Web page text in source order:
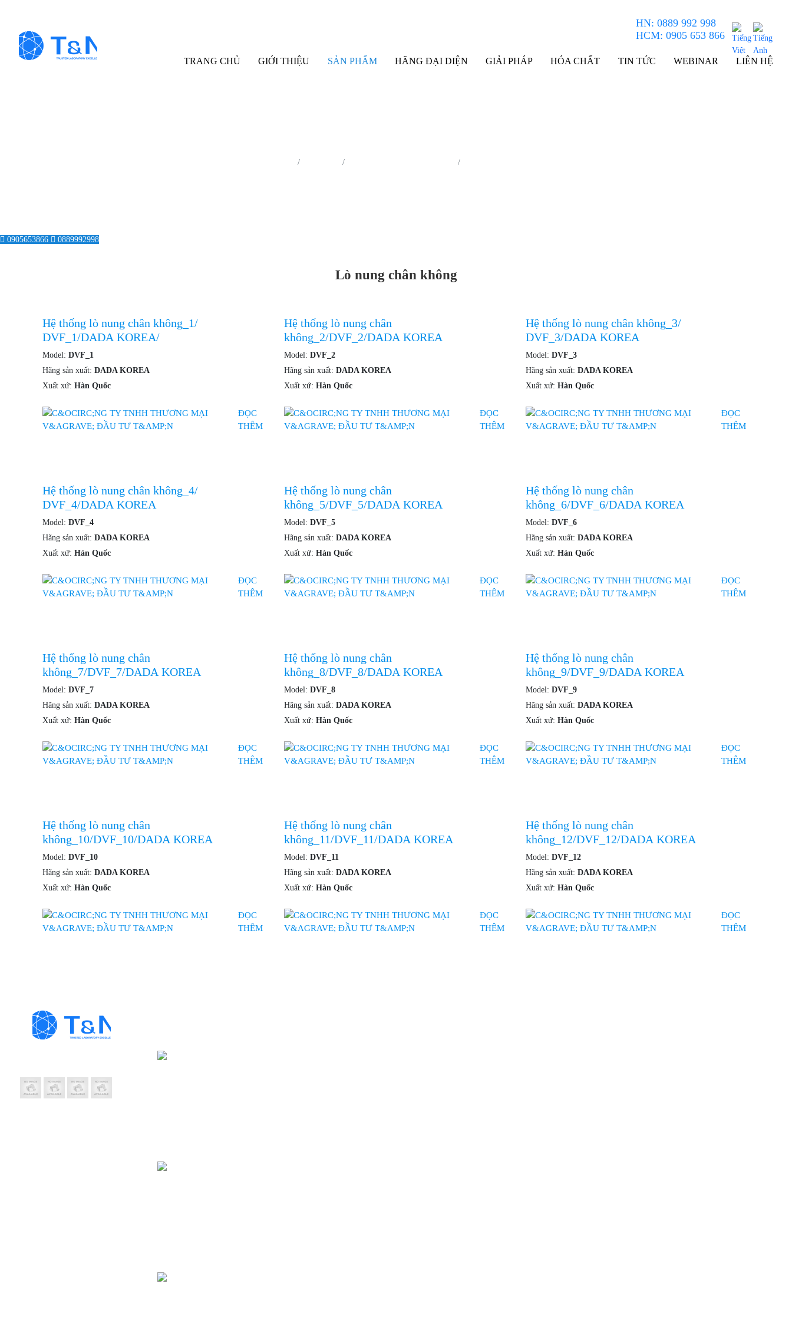
HN: 0889 992 998
HCM: 0905 653 866
TRANG CHỦ GIỚI THIỆU SẢN PHẨM HÃNG ĐẠI DIỆN GIẢI PHÁP HÓA CHẤT TIN TỨC WEBINAR LIÊN HỆ
0905653866 0889992998
Lò nung chân không
Hệ thống lò nung chân không_1/
DVF_1/DADA KOREA/
Model: DVF_1
Hãng sản xuất: DADA KOREA
Xuất xứ: Hàn Quốc
ĐỌC
THÊM
Hệ thống lò nung chân
không_2/DVF_2/DADA KOREA
Model: DVF_2
Hãng sản xuất: DADA KOREA
Xuất xứ: Hàn Quốc
ĐỌC
THÊM
Hệ thống lò nung chân không_3/
DVF_3/DADA KOREA
Model: DVF_3
Hãng sản xuất: DADA KOREA
Xuất xứ: Hàn Quốc
ĐỌC
THÊM
Hệ thống lò nung chân không_4/
DVF_4/DADA KOREA
Model: DVF_4
Hãng sản xuất: DADA KOREA
Xuất xứ: Hàn Quốc
ĐỌC
THÊM
Hệ thống lò nung chân
không_5/DVF_5/DADA KOREA
Model: DVF_5
Hãng sản xuất: DADA KOREA
Xuất xứ: Hàn Quốc
ĐỌC
THÊM
Hệ thống lò nung chân
không_6/DVF_6/DADA KOREA
Model: DVF_6
Hãng sản xuất: DADA KOREA
Xuất xứ: Hàn Quốc
ĐỌC
THÊM
Hệ thống lò nung chân
không_7/DVF_7/DADA KOREA
Model: DVF_7
Hãng sản xuất: DADA KOREA
Xuất xứ: Hàn Quốc
ĐỌC
THÊM
Hệ thống lò nung chân
không_8/DVF_8/DADA KOREA
Model: DVF_8
Hãng sản xuất: DADA KOREA
Xuất xứ: Hàn Quốc
ĐỌC
THÊM
Hệ thống lò nung chân
không_9/DVF_9/DADA KOREA
Model: DVF_9
Hãng sản xuất: DADA KOREA
Xuất xứ: Hàn Quốc
ĐỌC
THÊM
Hệ thống lò nung chân
không_10/DVF_10/DADA KOREA
Model: DVF_10
Hãng sản xuất: DADA KOREA
Xuất xứ: Hàn Quốc
ĐỌC
THÊM
Hệ thống lò nung chân
không_11/DVF_11/DADA KOREA
Model: DVF_11
Hãng sản xuất: DADA KOREA
Xuất xứ: Hàn Quốc
ĐỌC
THÊM
Hệ thống lò nung chân
không_12/DVF_12/DADA KOREA
Model: DVF_12
Hãng sản xuất: DADA KOREA
Xuất xứ: Hàn Quốc
ĐỌC
THÊM